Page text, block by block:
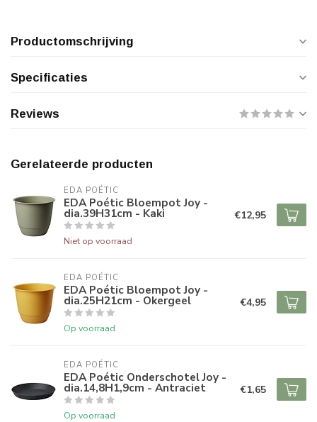
Productomschrijving
Specificaties
Reviews
Gerelateerde producten
EDA POÉTIC
EDA Poétic Bloempot Joy -
dia.39H31cm - Kaki
Niet op voorraad
€12,95
EDA POÉTIC
EDA Poétic Bloempot Joy -
dia.25H21cm - Okergeel
Op voorraad
€4,95
EDA POÉTIC
EDA Poétic Onderschotel Joy -
dia.14,8H1,9cm - Antraciet
Op voorraad
€1,65